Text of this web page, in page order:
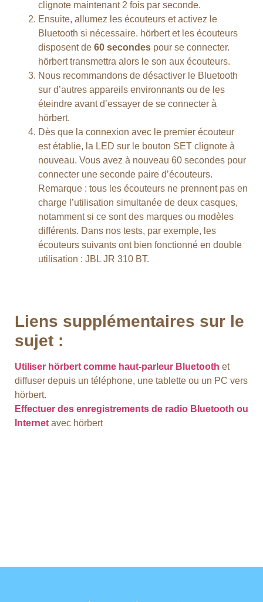
clignote maintenant 2 fois par seconde.
Ensuite, allumez les écouteurs et activez le
Bluetooth si nécessaire. hörbert et les écouteurs
disposent de 60 secondes pour se connecter.
hörbert transmettra alors le son aux écouteurs.
Nous recommandons de désactiver le Bluetooth
sur d’autres appareils environnants ou de les
éteindre avant d’essayer de se connecter à
hörbert.
Dès que la connexion avec le premier écouteur
est établie, la LED sur le bouton SET clignote à
nouveau. Vous avez à nouveau 60 secondes pour
connecter une seconde paire d’écouteurs.
Remarque : tous les écouteurs ne prennent pas en
charge l’utilisation simultanée de deux casques,
notamment si ce sont des marques ou modèles
différents. Dans nos tests, par exemple, les
écouteurs suivants ont bien fonctionné en double
utilisation : JBL JR 310 BT.
Liens supplémentaires sur le
sujet :
Utiliser hörbert comme haut-parleur Bluetooth et
diffuser depuis un téléphone, une tablette ou un PC vers
hörbert.
Effectuer des enregistrements de radio Bluetooth ou
Internet avec hörbert